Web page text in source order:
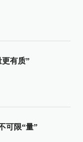
有质”
可限“量”